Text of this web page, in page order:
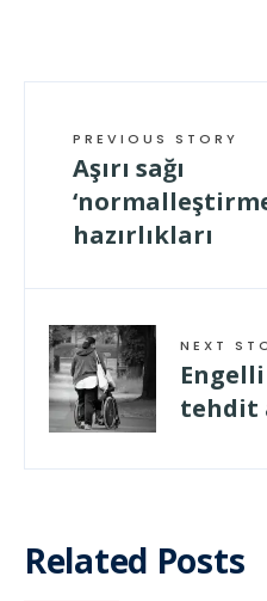
PREVIOUS STORY
Aşırı sağı
hazırlıkları
NEXT
tehdit
Related Posts